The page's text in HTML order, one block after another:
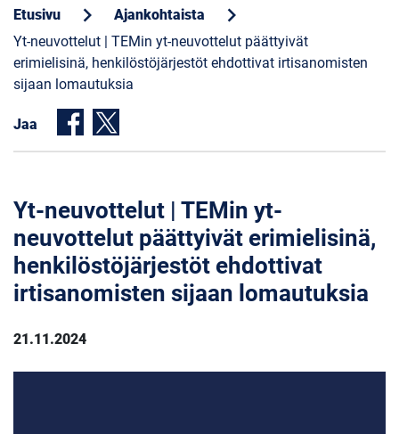
Etusivu chevron_right Ajankohtaista chevron_right
Yt-neuvottelut | TEMin yt-neuvottelut päättyivät
erimielisinä, henkilöstöjärjestöt ehdottivat irtisanomisten
sijaan lomautuksia
Jaa
Yt-neuvottelut | TEMin yt-
neuvottelut päättyivät erimielisinä,
henkilöstöjärjestöt ehdottivat
irtisanomisten sijaan lomautuksia
21.11.2024